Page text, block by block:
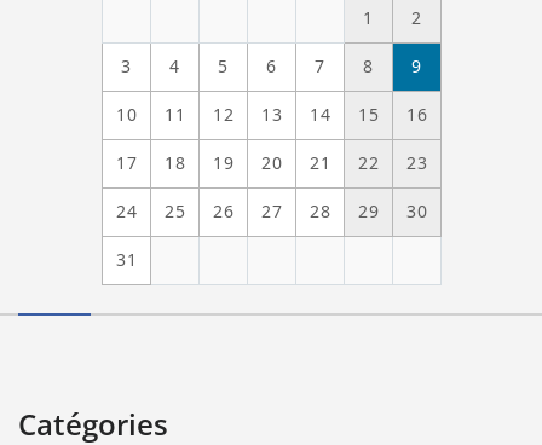
1
2
3 4 5 6 7 8 9
10 11 12 13 14 15 16
17 18 19 20 21 22 23
24 25 26 27 28 29 30
31
Catégories